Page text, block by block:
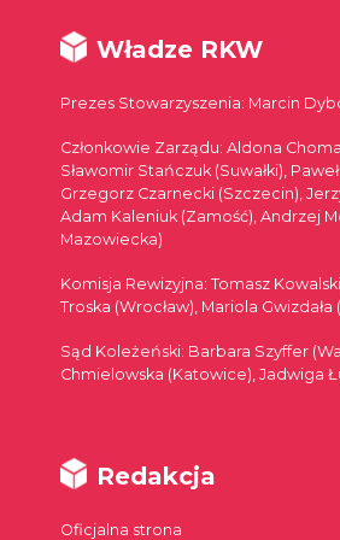
Władze RKW
Prezes Stowarzyszenia: Marcin
Członkowie Zarządu: Aldona
Sławomir Stańczuk (Suwałki),
Grzegorz Czarnecki (Szczecin),
Adam Kaleniuk (Zamość), Andrzej
Mazowiecka)
Komisja Rewizyjna: Tomasz
Troska (Wrocław), Mariola Gwizdała
Sąd Koleżeński: Barbara Szyffer
Chmielowska (Katowice), Jadwiga
Redakcja
Oficjalna strona